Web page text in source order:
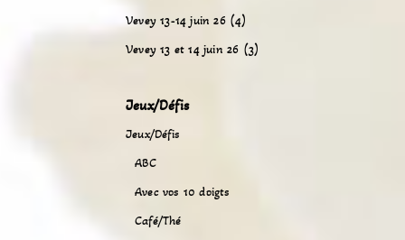
Vevey 13-14 juin 26 (4)
Vevey 13 et 14 juin 26 (3)
Jeux/Défis
Jeux/Défis
ABC
Avec vos 10 doigts
Café/Thé